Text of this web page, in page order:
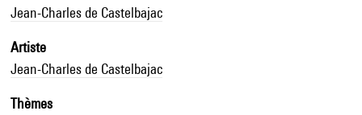
Jean-Charles de Castelbajac
Artiste
Jean-Charles de Castelbajac
Thèmes